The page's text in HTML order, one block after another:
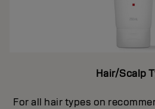
Hair/Scalp
For all hair types on